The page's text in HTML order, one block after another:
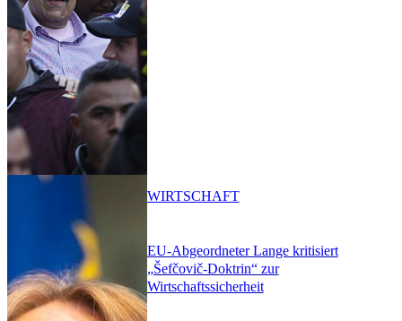
EU-Abgeordneter Lange kritisiert
„Šefčovič-Doktrin“ zur
Wirtschaftssicherheit
WIRTSCHAFT